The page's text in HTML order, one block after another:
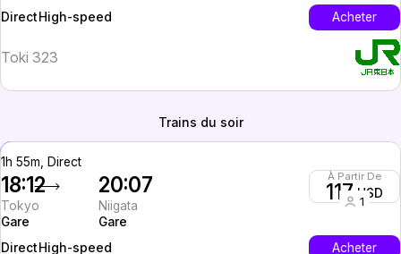
Direct High-speed Acheter
Toki 323
Trains du soir
1h 55m, Direct
18:12
Tokyo
Gare
20:07
Niigata
Gare
À Partir De
117 USD
1
Direct High-speed Acheter